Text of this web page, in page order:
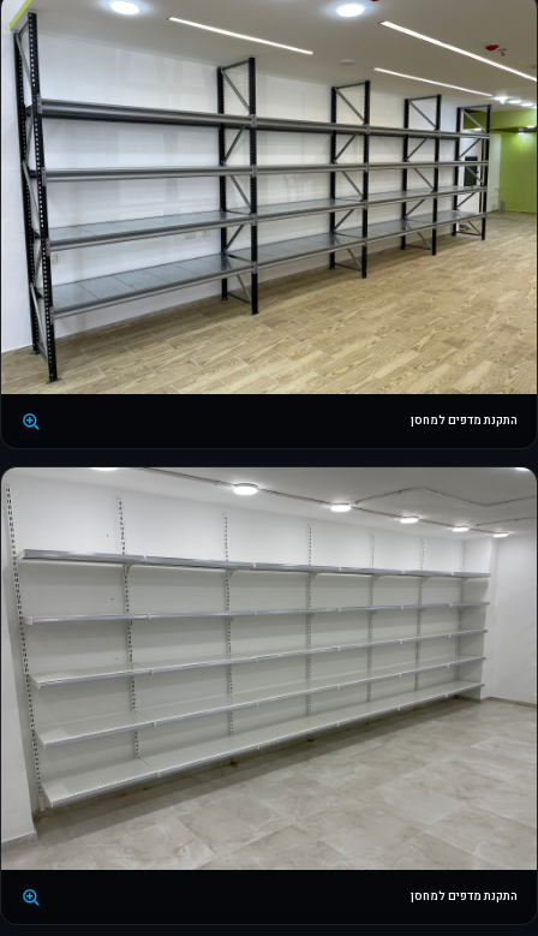
התקנת מדפים למחסן
התקנת מדפים למחסן